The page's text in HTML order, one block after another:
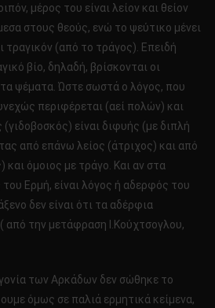
μέρος του είναι λείον και θείον
στους θεούς, ενώ το ψεύτικο μένει
τραγικόν (από το τράγος). Επειδή
βίο, δηλαδή, βρίσκονται οι
τα ψέματα. Ώστε σωστά ο λόγος, που
περιφέρεται (αεί πολών) και
είναι διφυής (με διπλή
από επάνω λείος (άτριχος) και από
όμοιος με τράγο. Και αν στα
του Ερμή, είναι λόγος ή αδερφός του
δεν είναι ότι τα αδέρφια
από την μετάφραση Ι.Κούχτσογλου,
των Αρκάδων δεν σώθηκε το
όμως σε παλιά ερμητικά κείμενα,